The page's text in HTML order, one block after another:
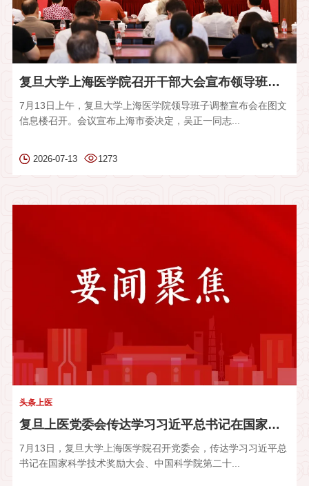
复旦大学上海医学院召开干部大会宣布领导班子调整决定
7月13日上午，复旦大学上海医学院领导班子调整宣布会在图文
信息楼召开。会议宣布上海市委决定，吴正一同志...
2026-07-13 1273
头条上医
复旦上医党委会传达学习习近平总书记在国家科学技术奖励大会、两...
7月13日，复旦大学上海医学院召开党委会，传达学习习近平总
书记在国家科学技术奖励大会、中国科学院第二十...